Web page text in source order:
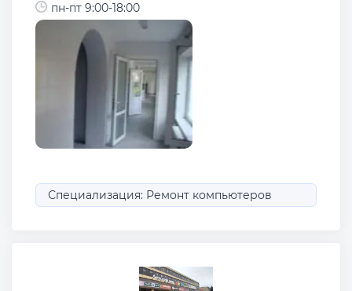
пн-пт 9:00-18:00
Специализация: Ремонт компьютеров